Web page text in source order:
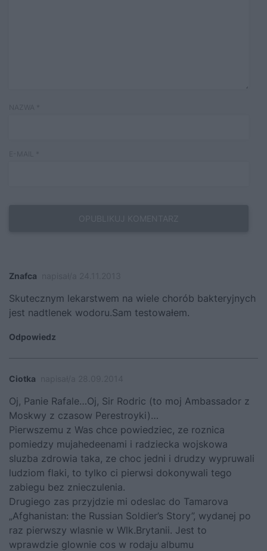
Znafca
Skutecznym lekarstwem na wiele chorób bakteryjnych
jest nadtlenek wodoru.Sam testowałem.
Odpowiedz
Ciotka
Oj, Panie Rafale…Oj, Sir Rodric (to moj Ambassador z
Moskwy z czasow Perestroyki)…
Pierwszemu z Was chce powiedziec, ze roznica
pomiedzy mujahedeenami i radziecka wojskowa
sluzba zdrowia taka, ze choc jedni i drudzy wypruwali
ludziom flaki, to tylko ci pierwsi dokonywali tego
zabiegu bez znieczulenia.
Drugiego zas przyjdzie mi odeslac do Tamarova
„Afghanistan: the Russian Soldier’s Story”, wydanej po
raz pierwszy wlasnie w Wlk.Brytanii. Jest to
wprawdzie glownie cos w rodaju albumu